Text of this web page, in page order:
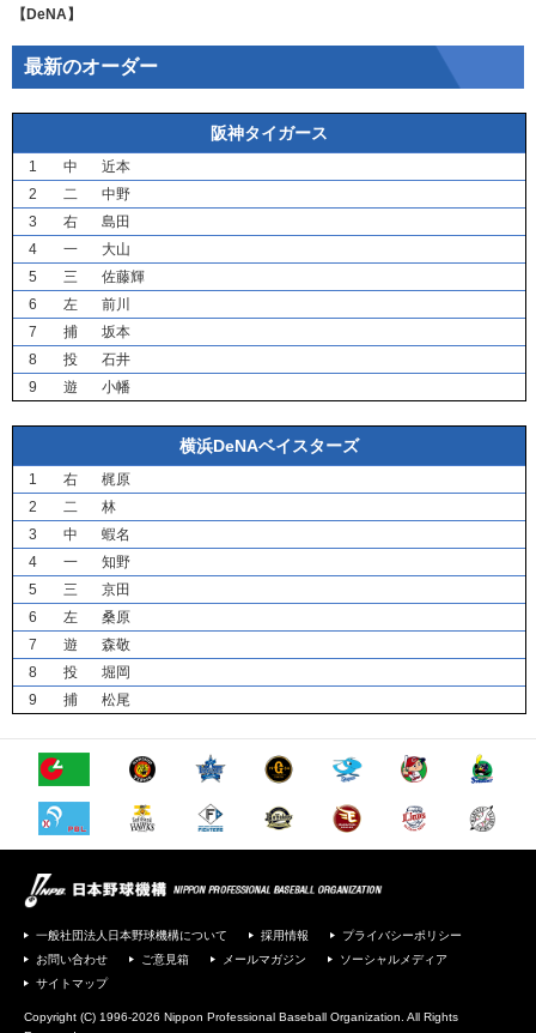
【DeNA】
最新のオーダー
阪神タイガース
1 中
近本
2
二
中野
3
右
島田
4
一
大山
5
三
佐藤輝
6
左
前川
7
捕
坂本
8
投
石井
9
遊 小幡
横浜DeNAベイスターズ
1 右
梶原
2
二
林
3
中
蝦名
4
一
知野
5
三
京田
6
左
桑原
7
遊
森敬
8
投
堀岡
9
捕 松尾
一般社団法人日本野球機構について 採用情報
プライバシーポリシー
お問い合わせ
ご意見箱 メールマガジン
ソーシャルメディア
サイトマップ
Copyright (C) 1996-2026 Nippon Professional Baseball Organization. All Rights